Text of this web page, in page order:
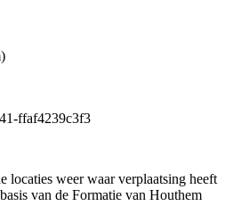
ffaf4239c3f3
locaties weer waar verplaatsing heeft
van de Formatie van Houthem